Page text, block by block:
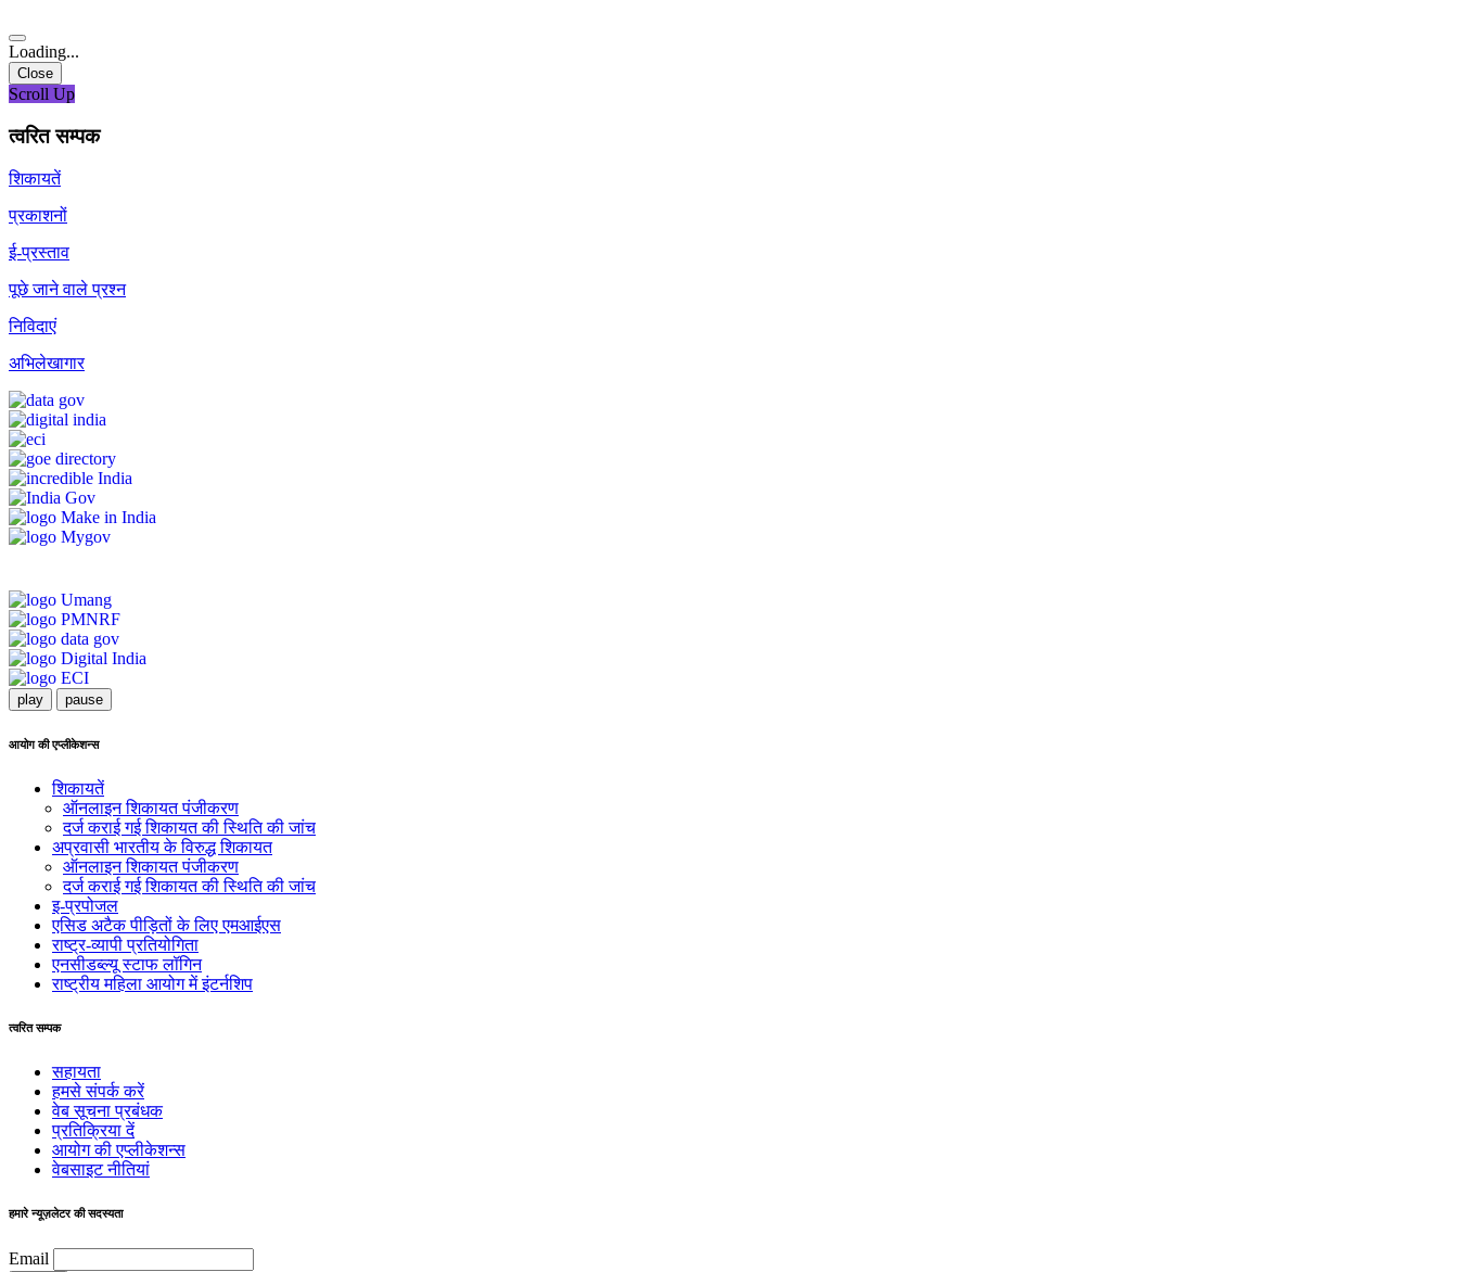
Loading...
Close
Scroll Up
त्वरित सम्पक
शिकायतें
प्रकाशनों
ई-प्रस्ताव
पूछे जाने वाले प्रश्न
निविदाएं
अभिलेखागार
play pause
आयोग की एप्लीकेशन्स
शिकायतें
ऑनलाइन शिकायत पंजीकरण
दर्ज कराई गई शिकायत की स्थिति की जांच
अप्रवासी भारतीय के विरुद्ध शिकायत
ऑनलाइन शिकायत पंजीकरण
दर्ज कराई गई शिकायत की स्थिति की जांच
इ-प्रपोजल
एसिड अटैक पीड़ितों के लिए एमआईएस
राष्ट्र-व्यापी प्रतियोगिता
एनसीडब्ल्यू स्टाफ लॉगिन
राष्ट्रीय महिला आयोग में इंटर्नशिप
त्वरित सम्पक
सहायता
हमसे संपर्क करें
वेब सूचना प्रबंधक
प्रतिक्रिया दें
आयोग की एप्लीकेशन्स
वेबसाइट नीतियां
हमारे न्यूज़लेटर की सदस्यता
Email